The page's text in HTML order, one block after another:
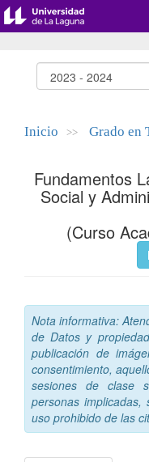
Inicio >> Grado en
Fundamentos
Social y
(Curso
Nota informativa:
de Datos y
publicación de
consentimiento,
sesiones de clase
personas
uso prohibido de las